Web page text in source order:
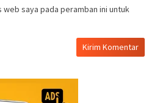
web saya pada peramban ini untuk